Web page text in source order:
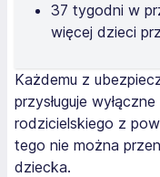
37 tygodni w
więcej dzieci
Każdemu z
przysługuje
rodzicielskiego z
tego nie można
dziecka.